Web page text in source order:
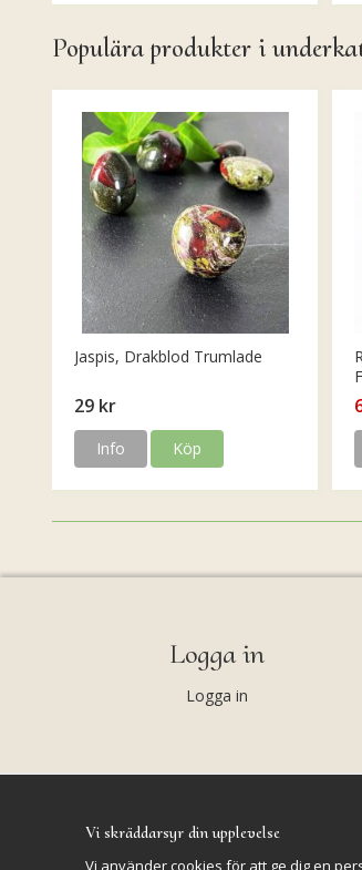
Populära produkter i
Jaspis, Drakblod Trumlade
29 kr
Info Köp
Logga in
Logga in
Vi skräddarsyr din upplevelse
Vi använder cookies för att ge dig en